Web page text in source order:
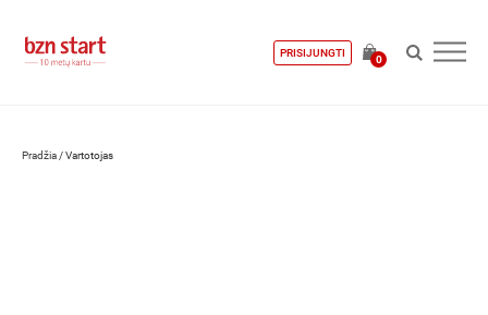
PRISIJUNGTI
0
Pradžia /Vartotojas